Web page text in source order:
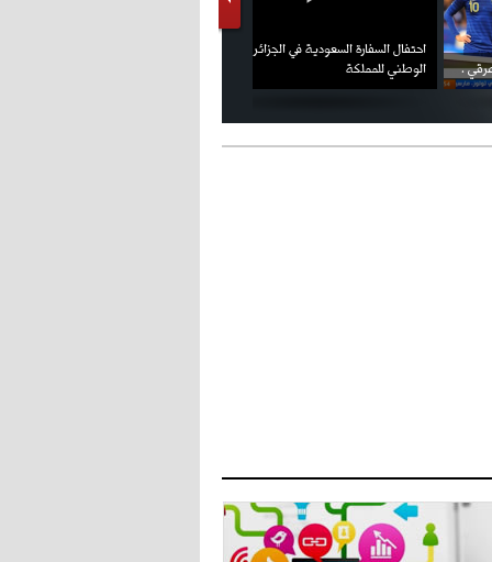
ويعرقل انتقاله إلى الإنتير
لوبيز(رئيس بوردو): "صفقة عدلي مع
ميلان في الطريق الصحيح"
البياسجي عرض على مبابي راتبا خياليا
14:42
- 2021/07/27
فيديو الإعلان الرسمي عن شعار بطولة كأس
العالم FIFA قطر 2022